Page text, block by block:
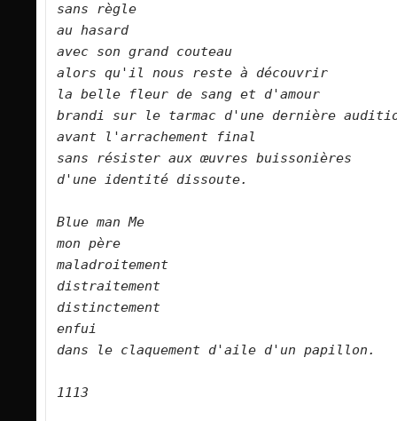
sans règle
au hasard
avec son grand couteau
alors qu'il nous reste à découvrir
la belle fleur de sang et d'amour
brandi sur le tarmac d'une dernière
avant l'arrachement final
sans résister aux œuvres buissonières
d'une identité dissoute.
Blue man Me
mon père
maladroitement
distraitement
distinctement
enfui
dans le claquement d'aile d'un papillon.
1113